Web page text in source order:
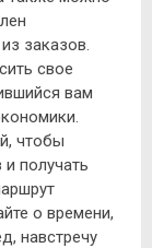
заказов.
свое
вам
чтобы
получать
о времени,
навстречу